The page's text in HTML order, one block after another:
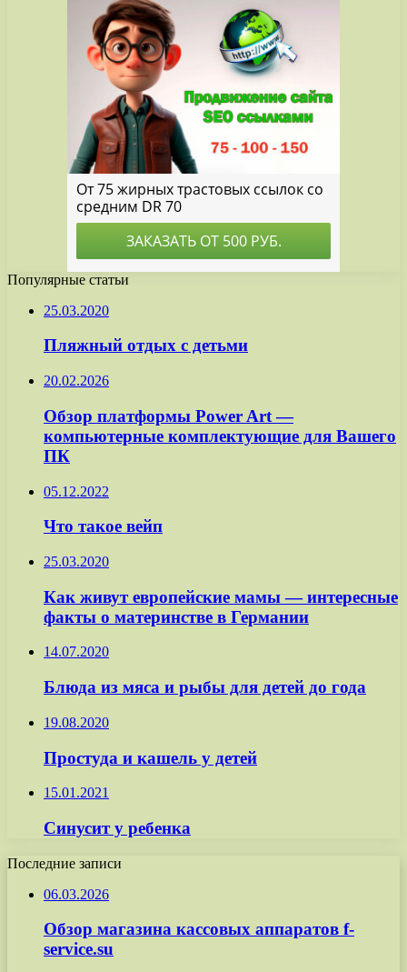
Популярные статьи
25.03.2020
Пляжный отдых с детьми
20.02.2026
Обзор платформы Power Art —
компьютерные комплектующие для Вашего
ПК
05.12.2022
Что такое вейп
25.03.2020
Как живут европейские мамы — интересные
факты о материнстве в Германии
14.07.2020
Блюда из мяса и рыбы для детей до года
19.08.2020
Простуда и кашель у детей
15.01.2021
Синусит у ребенка
Последние записи
06.03.2026
Обзор магазина кассовых аппаратов f-
service.su